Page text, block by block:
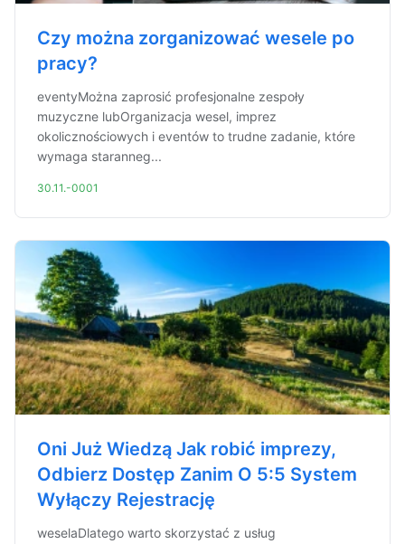
Czy można zorganizować wesele po
pracy?
eventyMożna zaprosić profesjonalne zespoły
muzyczne lubOrganizacja wesel, imprez
okolicznościowych i eventów to trudne zadanie, które
wymaga staranneg...
30.11.-0001
Oni Już Wiedzą Jak robić imprezy,
Odbierz Dostęp Zanim O 5:5 System
Wyłączy Rejestrację
weselaDlatego warto skorzystać z usług